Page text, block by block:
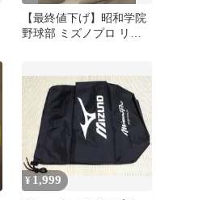
【最終値下げ】昭和学院
野球部 ミズノプロ リュ
¥ 1,999